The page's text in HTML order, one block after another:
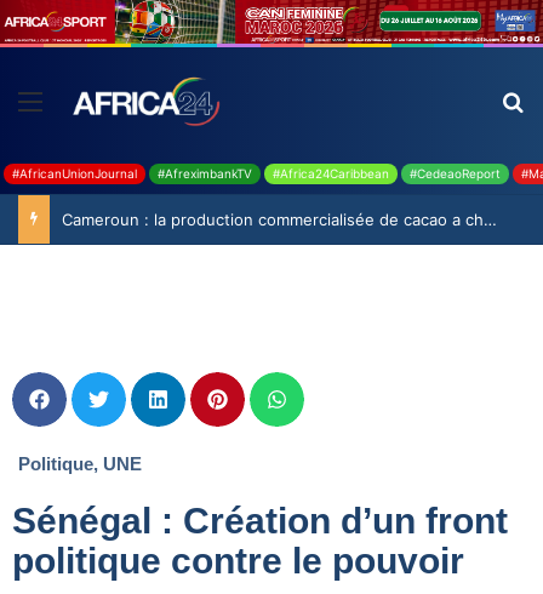
#AfricanUnionJournal #AfreximbankTV #Africa24Caribbean #CedeaoReport
Cameroun : la production commercialisée de cacao a chuté de 19,9% durant la saison 2025-2026
Politique, UNE
Sénégal : Création d’un front
politique contre le pouvoir